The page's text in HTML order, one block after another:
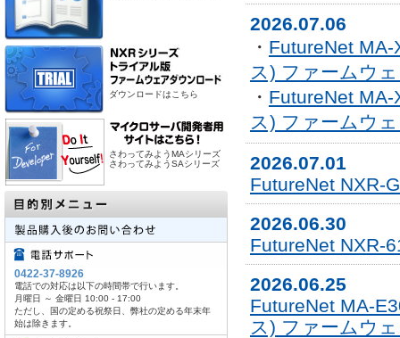
2026.07.06
・ FutureNet
ス) ファームウ
・ FutureNet
ス) ファームウ
2026.07.01
FutureNet NXR-
2026.06.30
FutureNet NXR-
2026.06.25
FutureNet MA-
ス) ファームウ
ダウンロードはこちら
さわってみようMAシリーズ
さわってみようSAシリーズ
0422-37-8926
電話での対応は以下の時間帯で行います。
月曜日 ～ 金曜日 10:00 - 17:00
ただし、国の定める祝祭日、弊社の定める年末年
始は除きます。